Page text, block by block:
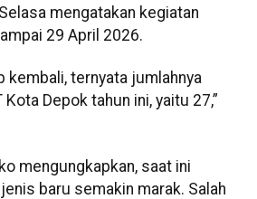
mengatakan kegiatan
29 April 2026.
kembali, ternyata jumlahnya
Depok tahun ini, yaitu 27,”
mengungkapkan, saat ini
baru semakin marak. Salah